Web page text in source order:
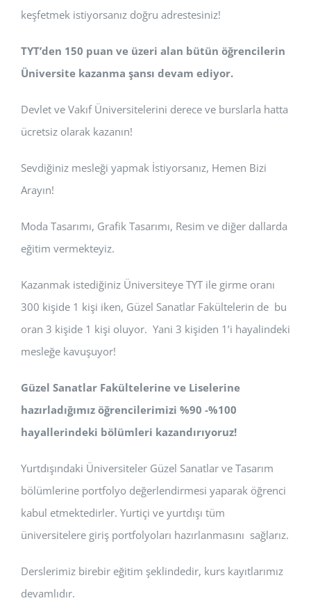
keşfetmek istiyorsanız doğru adrestesiniz!
TYT’den 150 puan ve üzeri alan bütün öğrencilerin
Üniversite kazanma şansı devam ediyor.
Devlet ve Vakıf Üniversitelerini derece ve burslarla hatta
ücretsiz olarak kazanın!
Sevdiğiniz mesleği yapmak İstiyorsanız, Hemen Bizi
Arayın!
Moda Tasarımı, Grafik Tasarımı, Resim ve diğer dallarda
eğitim vermekteyiz.
Kazanmak istediğiniz Üniversiteye TYT ile girme oranı
300 kişide 1 kişi iken, Güzel Sanatlar Fakültelerin de bu
oran 3 kişide 1 kişi oluyor. Yani 3 kişiden 1’i hayalindeki
mesleğe kavuşuyor!
Güzel Sanatlar Fakültelerine ve Liselerine
hazırladığımız öğrencilerimizi %90 -%100
hayallerindeki bölümleri kazandırıyoruz!
Yurtdışındaki Üniversiteler Güzel Sanatlar ve Tasarım
bölümlerine portfolyo değerlendirmesi yaparak öğrenci
kabul etmektedirler. Yurtiçi ve yurtdışı tüm
üniversitelere giriş portfolyoları hazırlanmasını sağlarız.
Derslerimiz birebir eğitim şeklindedir, kurs kayıtlarımız
devamlıdır.